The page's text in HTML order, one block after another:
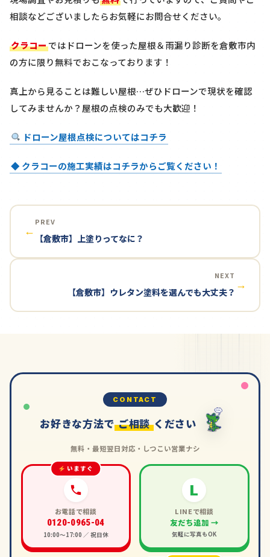
相談などございましたらお気軽にお問合せください。
クラコーではドローンを使った屋根＆雨漏り診断を倉敷市内
の方に限り無料でおこなっております！
真上から見ることは難しい屋根…ぜひドローンで現状を確認
してみませんか？屋根の点検のみでも大歓迎！
ドローン屋根点検についてはコチラ
◆ クラコーの施工実績はコチラからご覧ください！
←
PREV
【倉敷市】上塗りってなに？
NEXT
【倉敷市】ウレタン塗料を選んでも大丈夫？
→
CONTACT
お好きな方法で ご相談 ください
無料・最短翌日対応・しつこい営業ナシ
いますぐ
お電話で相談
0120-0965-04
10:00〜17:00 ／ 祝日休
L
LINEで相談
友だち追加 →
気軽に写真もOK